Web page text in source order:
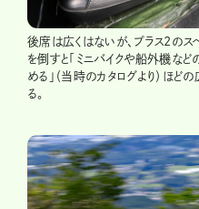
後席は広くはないが、プラス2のス
を倒すと「ミニバイクや船外機な
める」（当時のカタログより）ほど
る。